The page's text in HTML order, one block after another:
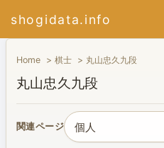
shogidata.info
Home 棋士 丸山忠久九段
丸山忠久九段
関連ページ